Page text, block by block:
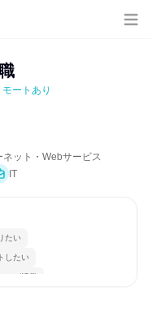
ートあり
ット・Webサービス
IT
たい
したい
ンが活発